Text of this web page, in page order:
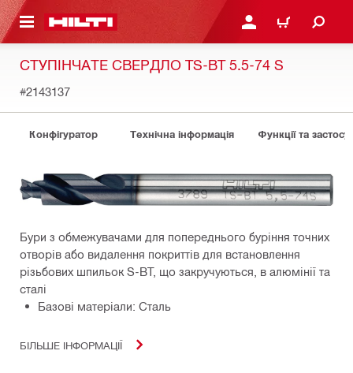
ЗМІСТУ УВІЙТИ АБО
КОШИК
СТУПІНЧАТЕ СВЕРДЛО TS-BT 5.5-74 S
#2143137
Конфігуратор Технічна інформація Функції та
Бури з обмежувачами для попереднього буріння точних
отворів або видалення покриттів для встановлення
різьбових шпильок S-BT, що закручуються, в алюмінії та
сталі
Базові матеріали: Сталь
БІЛЬШЕ ІНФОРМАЦІЇ